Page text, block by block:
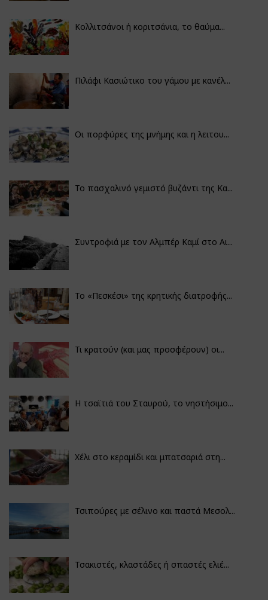
Κολλιτσάνοι ή κοριτσάνια, το θαύμα...
Πιλάφι Κασιώτικο του γάμου με κανέλ...
Οι πορφύρες της μνήμης και η λειτου...
Το πασχαλινό γεμιστό βυζάντι της Κα...
Συντροφιά με τον Αλμπέρ Καμί στο Αι...
Το «Πεσκέσι» της κρητικής διατροφής...
Τι κρατούν (και μας προσφέρουν) οι...
Η τσαϊτιά του Σταυρού, το νηστήσιμο...
Χέλι στο κεραμίδι και μπατσαριά στη...
Τσιπούρες με σέλινο και παστά Μεσολ...
Τσακιστές, κλαστάδες ή σπαστές ελιέ...